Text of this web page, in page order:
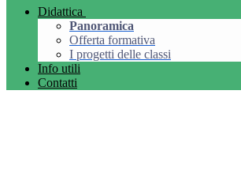
Didattica
Panoramica
Offerta formativa
I progetti delle classi
Info utili
Contatti